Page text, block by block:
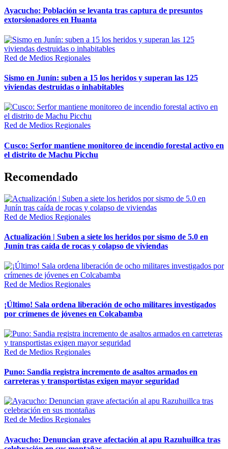
Ayacucho: Población se levanta tras captura de presuntos
extorsionadores en Huanta
Red de Medios Regionales
Sismo en Junín: suben a 15 los heridos y superan las 125
viviendas destruidas o inhabitables
Red de Medios Regionales
Cusco: Serfor mantiene monitoreo de incendio forestal activo en
el distrito de Machu Picchu
Recomendado
Red de Medios Regionales
Actualización | Suben a siete los heridos por sismo de 5.0 en
Junín tras caída de rocas y colapso de viviendas
Red de Medios Regionales
¡Último! Sala ordena liberación de ocho militares investigados
por crímenes de jóvenes en Colcabamba
Red de Medios Regionales
Puno: Sandia registra incremento de asaltos armados en
carreteras y transportistas exigen mayor seguridad
Red de Medios Regionales
Ayacucho: Denuncian grave afectación al apu Razuhuillca tras